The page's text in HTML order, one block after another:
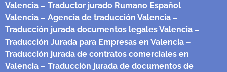
Valencia – Traductor jurado Rumano Español
Valencia – Agencia de traducción Valencia –
Traducción jurada documentos legales Valencia –
Traducción Jurada para Empresas en Valencia –
Traducción jurada de contratos comerciales en
Valencia – Traducción jurada de documentos de